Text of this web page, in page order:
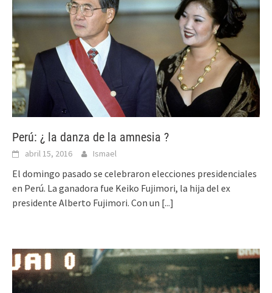
Perú: ¿ la danza de la amnesia ?
abril 15, 2016 Ismael
El domingo pasado se celebraron elecciones presidenciales
en Perú. La ganadora fue Keiko Fujimori, la hija del ex
presidente Alberto Fujimori. Con un [...]